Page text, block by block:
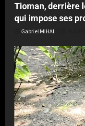
Tioman, derrière
qui impose ses
Gabriel MIHAI